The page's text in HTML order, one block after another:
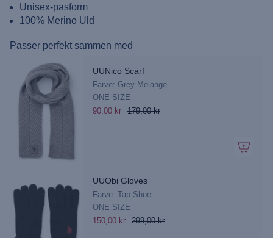
Unisex-pasform
100% Merino Uld
Passer perfekt sammen med
UUNico Scarf
Farve: Grey Melange
ONE SIZE
90,00 kr
179,00 kr
UUObi Gloves
Farve: Tap Shoe
ONE SIZE
150,00 kr
299,00 kr